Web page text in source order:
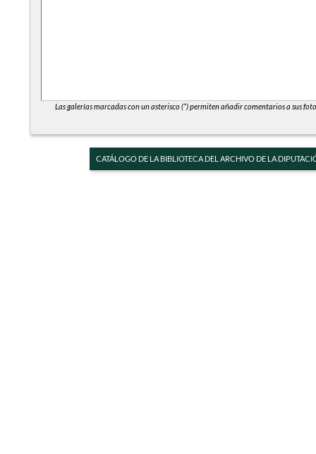
Las galerías marcadas con un asterisco (*) permiten añadir comentarios a sus
CATÁLOGO DE LA BIBLIOTECA DEL ARCHIVO DE LA